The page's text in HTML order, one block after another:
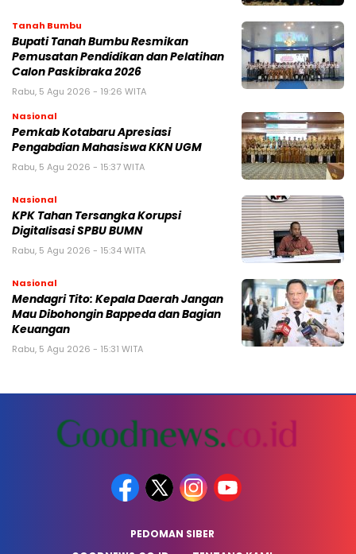
Tanah Bumbu
Bupati Tanah Bumbu Resmikan
Pemusatan Pendidikan dan Pelatihan
Calon Paskibraka 2026
Rabu, 5 Agu 2026 - 19:26 WITA
Nasional
Pemkab Kotabaru Apresiasi
Pengabdian Mahasiswa KKN UGM
Rabu, 5 Agu 2026 - 15:37 WITA
Nasional
KPK Tahan Tersangka Korupsi
Digitalisasi SPBU BUMN
Rabu, 5 Agu 2026 - 15:34 WITA
Nasional
Mendagri Tito: Kepala Daerah Jangan
Mau Dibohongin Bappeda dan Bagian
Keuangan
Rabu, 5 Agu 2026 - 15:31 WITA
PEDOMAN SIBER